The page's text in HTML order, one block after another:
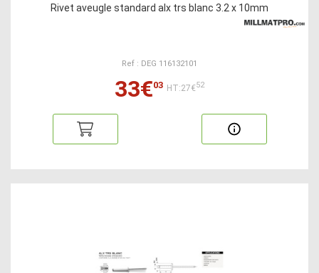
Rivet aveugle standard alx trs blanc 3.2 x 10mm
Ref : DEG 116132101
33€03 HT:27€52